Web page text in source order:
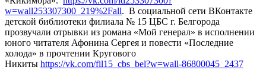
w=wall253307300_219%2Fall. В социальной сети ВКонтакте
детской библиотеки филиала № 15 ЦБС г. Белгорода
прозвучали отрывки из романа «Мой генерал» в исполнении
юного читателя Афонина Сергея и повести «Последние
холода» в прочтении Кругового
Никиты https://vk.com/fil15_cbs_bel?w=wall-86800045_2437